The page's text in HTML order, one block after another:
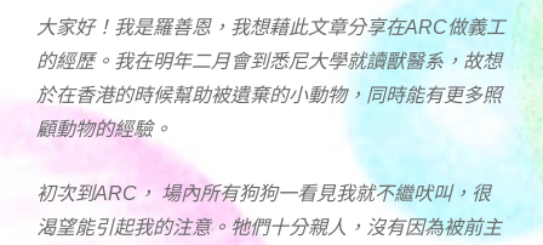
大家好！我是羅善恩，我想藉此文章分享在ARC做義工
的經歷。我在明年二月會到悉尼大學就讀獸醫系，故想
於在香港的時候幫助被遺棄的小動物，同時能有更多照
顧動物的經驗。
初次到ARC， 場內所有狗狗一看見我就不繼吠叫，很
渴望能引起我的注意。牠們十分親人，沒有因為被前主